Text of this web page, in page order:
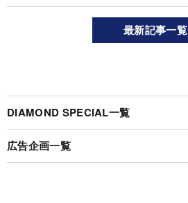
最新記事一覧
DIAMOND SPECIAL一覧
広告企画一覧